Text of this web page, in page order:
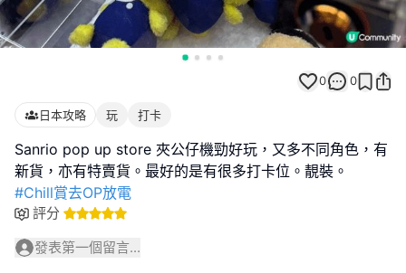
0 0
日本攻略 玩 打卡
Sanrio pop up store 夾公仔機勁好玩，又多不同角色，有
#Chill賞去OP放電
評分
發表第一個留言...